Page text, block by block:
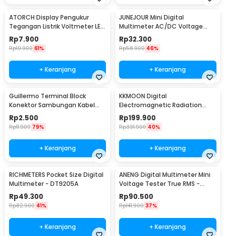
ATORCH Display Pengukur
Tegangan Listrik Voltmeter LED
- 123
Rp7.900
Rp19.900 61%
+ Keranjang
JUNEJOUR Mini Digital
Multimeter AC/DC Voltage
Tester 1999 Count - XL830L
Rp32.300
Rp58.900 46%
+ Keranjang
Guillermo Terminal Block
Konektor Sambungan Kabel
Listrik 1 PCS PCT-222 - GTB6
Rp2.500
Rp11.900 79%
+ Keranjang
KKMOON Digital
Electromagnetic Radiation
Field Dosimeter Detector -
ET825
Rp199.900
Rp331.900 40%
+ Keranjang
RICHMETERS Pocket Size Digital
Multimeter - DT9205A
Rp49.300
Rp82.900 41%
+ Keranjang
ANENG Digital Multimeter Mini
Voltage Tester True RMS -
M118A
Rp90.500
Rp141.900 37%
+ Keranjang